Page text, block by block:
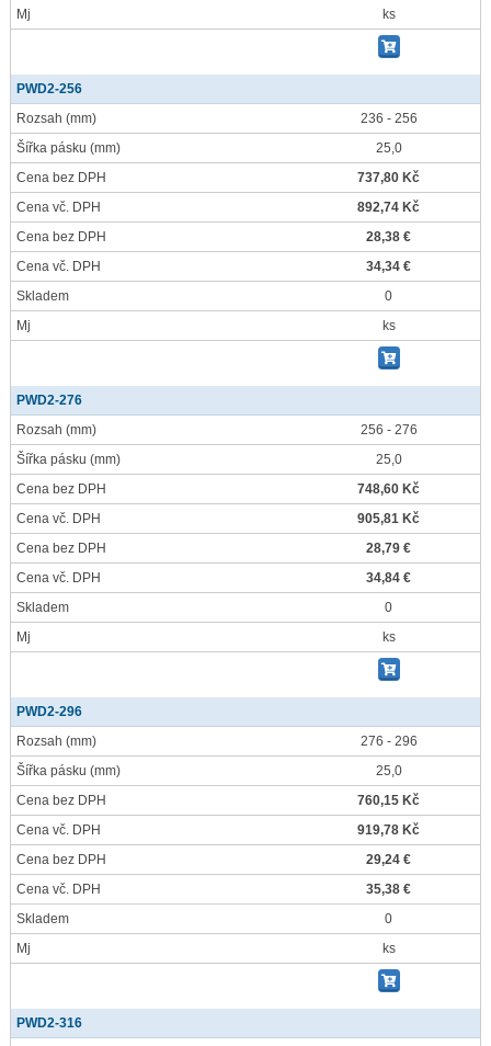
Mj
ks
PWD2-256
Rozsah (mm)
236 - 256
Šířka pásku (mm)
25,0
Cena bez DPH
737,80 Kč
Cena vč. DPH
892,74 Kč
Cena bez DPH
28,38 €
Cena vč. DPH
34,34 €
Skladem
0
Mj
ks
PWD2-276
Rozsah (mm)
256 - 276
Šířka pásku (mm)
25,0
Cena bez DPH
748,60 Kč
Cena vč. DPH
905,81 Kč
Cena bez DPH
28,79 €
Cena vč. DPH
34,84 €
Skladem
0
Mj
ks
PWD2-296
Rozsah (mm)
276 - 296
Šířka pásku (mm)
25,0
Cena bez DPH
760,15 Kč
Cena vč. DPH
919,78 Kč
Cena bez DPH
29,24 €
Cena vč. DPH
35,38 €
Skladem
0
Mj
ks
PWD2-316